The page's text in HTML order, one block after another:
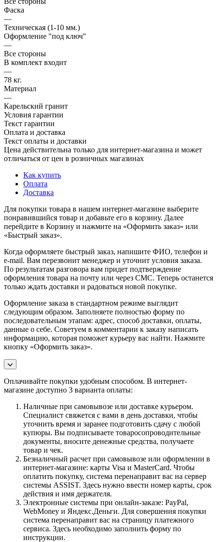
Фаска
—
Техническая (1-10 мм.)
Оформление "под ключ"
—
Все стороны
В комплект входит
—
78 кг.
Материал
—
Карельский гранит
Условия гарантии
Текст гарантии
Оплата и доставка
Текст оплаты и доставки
Цена действительна только для интернет-магазина и может
отличаться от цен в розничных магазинах
Как купить
Оплата
Доставка
Для покупки товара в нашем интернет-магазине выберите
понравившийся товар и добавьте его в корзину. Далее
перейдите в Корзину и нажмите на «Оформить заказ» или
«Быстрый заказ».
Когда оформляете быстрый заказ, напишите ФИО, телефон и
e-mail. Вам перезвонит менеджер и уточнит условия заказа.
По результатам разговора вам придет подтверждение
оформления товара на почту или через СМС. Теперь останется
только ждать доставки и радоваться новой покупке.
Оформление заказа в стандартном режиме выглядит
следующим образом. Заполняете полностью форму по
последовательным этапам: адрес, способ доставки, оплаты,
данные о себе. Советуем в комментарии к заказу написать
информацию, которая поможет курьеру вас найти. Нажмите
кнопку «Оформить заказ».
Оплачивайте покупки удобным способом. В интернет-
магазине доступно 3 варианта оплаты:
Наличные при самовывозе или доставке курьером.
Специалист свяжется с вами в день доставки, чтобы
уточнить время и заранее подготовить сдачу с любой
купюры. Вы подписываете товаросопроводительные
документы, вносите денежные средства, получаете
товар и чек.
Безналичный расчет при самовывозе или оформлении в
интернет-магазине: карты Visa и MasterCard. Чтобы
оплатить покупку, система перенаправит вас на сервер
системы ASSIST. Здесь нужно ввести номер карты, срок
действия и имя держателя.
Электронные системы при онлайн-заказе: PayPal,
WebMoney и Яндекс.Деньги. Для совершения покупки
система перенаправит вас на страницу платежного
сервиса. Здесь необходимо заполнить форму по
инструкции.